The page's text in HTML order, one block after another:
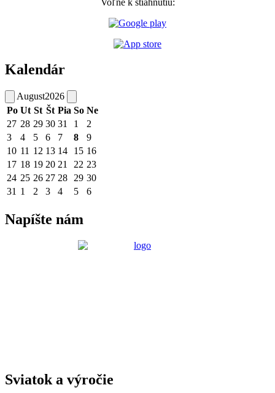
Kalendár
August2026
Po Ut St Št Pia So Ne
27 28 29 30 31 1
2
3
4 5 6 7 8
9
10 11 12 13 14 15 16
17 18 19 20 21 22 23
24 25 26 27 28 29 30
31 1 2 3 4 5 6
Napíšte nám
Sviatok a výročie